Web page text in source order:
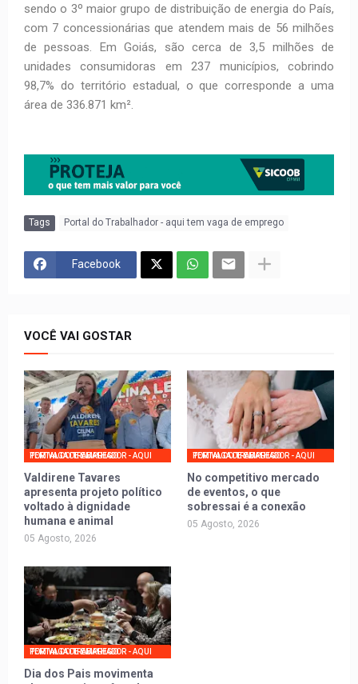
sendo o 3º maior grupo de distribuição de energia do País,
com 7 concessionárias que atendem mais de 56 milhões
de pessoas. Em Goiás, são cerca de 3,5 milhões de
unidades consumidoras em 237 municípios, cobrindo
98,7% do território estadual, o que corresponde a uma
área de 336.871 km².
Tags Portal do Trabalhador - aqui tem vaga de emprego
Facebook
VOCÊ VAI GOSTAR
PORTAL DO TRABALHADOR - AQUI TEM VAGA DE EMPREGO
Valdirene Tavares
apresenta projeto político
voltado à dignidade
humana e animal
05 Agosto, 2026
PORTAL DO TRABALHADOR - AQUI TEM VAGA DE EMPREGO
No competitivo mercado
de eventos, o que
sobressai é a conexão
05 Agosto, 2026
PORTAL DO TRABALHADOR - AQUI TEM VAGA DE EMPREGO
Dia dos Pais movimenta